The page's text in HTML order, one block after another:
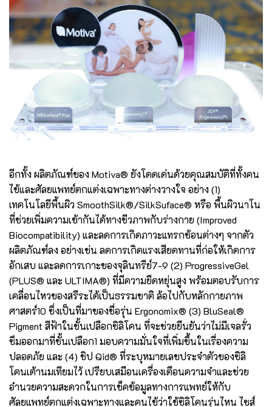
อีกทั้ง ผลิตภัณฑ์ของ Motiva® ยังโดดเด่นด้วยคุณสมบัติที่ทั้งคน
ไข้และศัลยแพทย์ตกแต่งเฉพาะทางต่างวางใจ อย่าง (1)
เทคโนโลยีพื้นผิว SmoothSilk®/SilkSuface® หรือ พื้นผิวนาโน
ที่ช่วยเพิ่มความเข้ากันได้ทางชีวภาพกับร่างกาย (Improved
Biocompatibility) และลดการเกิดภาวะแทรกซ้อนต่างๆ จากตัว
ผลิตภัณฑ์ลง อย่างเช่น ลดการเกิดแรงเสียดทานที่ก่อให้เกิดการ
อักเสบ และลดการเกาะของจุลินทรีย์7-9 (2) ProgressiveGel
(PLUS® และ ULTIMA®) ที่มีความยืดหยุ่นสูง พร้อมตอบรับการ
เคลื่อนไหวของสรีระได้เป็นธรรมชาติ ล้อไปกับหลักกายภาพ
ศาสตร์10 ซึ่งเป็นที่มาของชื่อรุ่น Ergonomix® (3) BluSeal®
Pigment สีฟ้าในชั้นเปลือกซิลิโคน ที่จะช่วยยืนยันว่าไม่มีเจลรั่ว
ซึมออกมาที่ชั้นเปลือก1 มอบความมั่นใจที่เพิ่มขึ้นในเรื่องความ
ปลอดภัย และ (4) ชิป Qid® ที่ระบุหมายเลขประจำตัวของซิลิ
โคนเต้านมเทียมไว้ เปรียบเสมือนเครื่องเตือนความจำและช่วย
อำนวยความสะดวกในการเช็คข้อมูลทางการแพทย์ให้กับ
ศัลยแพทย์ตกแต่งเฉพาะทางและคนไข้ว่าใช้ซิลิโคนรุ่นไหน ไซส์